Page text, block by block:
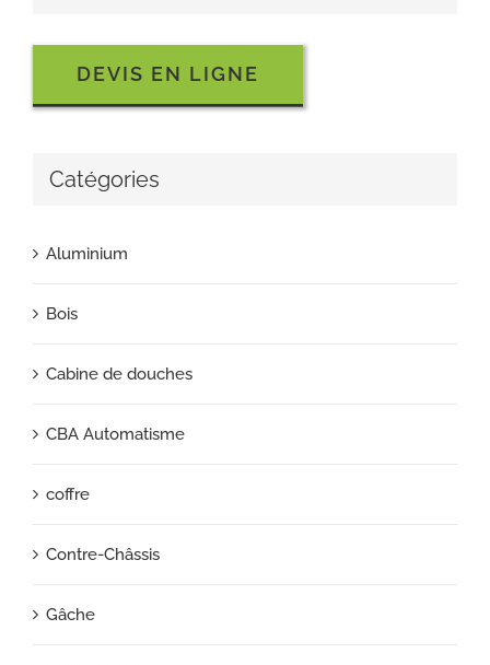
DEVIS EN LIGNE
Catégories
Aluminium
Bois
Cabine de douches
CBA Automatisme
coffre
Contre-Châssis
Gâche